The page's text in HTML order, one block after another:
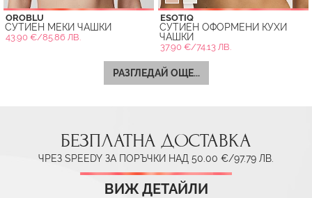
OROBLU
СУТИЕН МЕКИ ЧАШКИ
43.90 €/85.86 ЛВ.
ESOTIQ
СУТИЕН ОФОРМЕНИ КУХИ
ЧАШКИ
37.90 €/74.13 ЛВ.
РАЗГЛЕДАЙ ОЩЕ...
БЕЗПЛАТНА ДОСТАВКА
ЧРЕЗ SPEEDY ЗА ПОРЪЧКИ НАД 50.00 €/97.79 ЛВ.
ВИЖ ДЕТАЙЛИ